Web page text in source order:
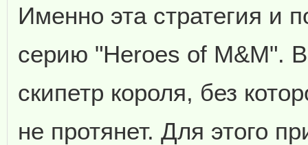
Именно эта стратегия и
серию "Heroes of M&M".
скипетр короля, без
не протянет. Для этого